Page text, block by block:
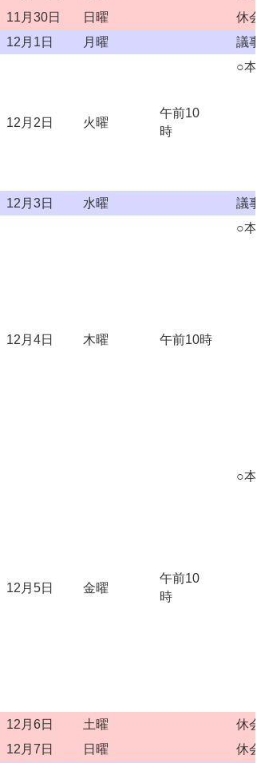
11月30日
日曜
休会
12月1日
月曜 議
12月2日 火曜
午前10
時
○本
12月3日 水曜 議
12月4日 木曜 午前10時
○本
12月5日 金曜
午前10
時
○本
12月6日 土曜
休会
12月7日
日曜 休会